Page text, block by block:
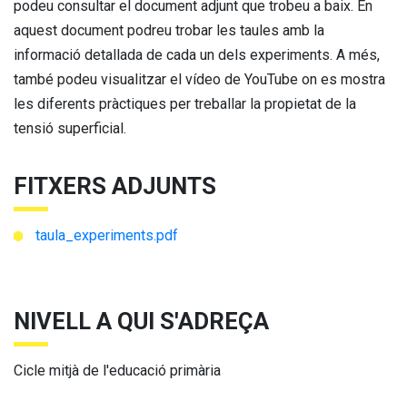
podeu consultar el document adjunt que trobeu a baix. En
aquest document podreu trobar les taules amb la
informació detallada de cada un dels experiments. A més,
també podeu visualitzar el vídeo de YouTube on es mostra
les diferents pràctiques per treballar la propietat de la
tensió superficial.
FITXERS ADJUNTS
taula_experiments.pdf
NIVELL A QUI S'ADREÇA
Cicle mitjà de l'educació primària